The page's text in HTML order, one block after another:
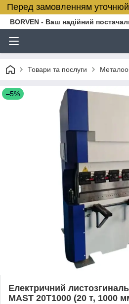
Перед замовленням
BORVEN - Ваш надійний
Товари та послуги
–5%
Електричний
MAST 20T1000 (20 т, 1000